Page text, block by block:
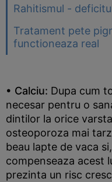
Rahitismul -
Tratament pete
functioneaza real
• Calciu: Dupa cum
necesar pentru o
dintilor la orice
osteoporoza mai
beau lapte de vaca
compenseaza acest
prezinta un risc